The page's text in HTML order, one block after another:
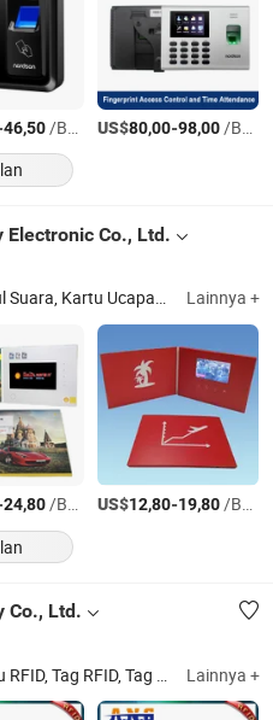
46,50/Bagian US$80,00-98,00/Bagian
Co., Ltd.
Ucapan Suara, Modul Video, Kartu Ucapan Video Lainnya +
24,80/Bagian US$12,80-19,80/Bagian
Co., Ltd.
Gelang RFID, Kartu Pemblokir RFID, Pembaca RFID, Pembaca NFC Lainnya +